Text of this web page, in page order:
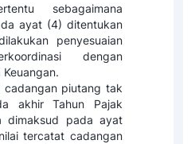
sebagaimana
ayat (4) ditentukan
penyesuaian
dengan
cadangan piutang tak
akhir Tahun Pajak
dimaksud pada ayat
tercatat cadangan